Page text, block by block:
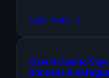
Leer más →
Ozwin Casino
Bonuses &